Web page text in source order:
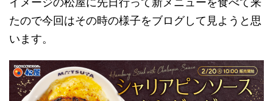
たので今回はその時の様子をブログして見ようと思
います。